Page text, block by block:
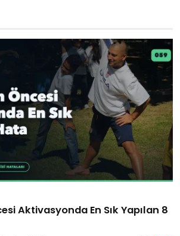
Aktivasyonda En Sık Yapılan 8